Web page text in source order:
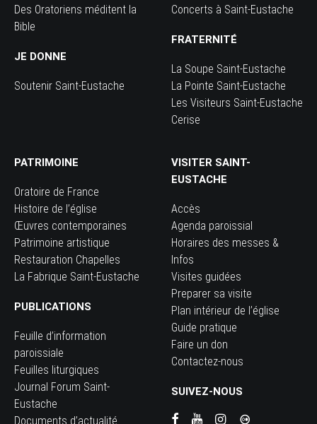
Des Oratoriens méditent la
Bible
JE DONNE
Soutenir Saint-Eustache
Concerts à Saint-Eustache
FRATERNITÉ
La Soupe Saint-Eustache
La Pointe Saint-Eustache
Les Visiteurs Saint-Eustache
Cerise
PATRIMOINE
Oratoire de France
Histoire de l’église
Œuvres contemporaines
Patrimoine artistique
Restauration Chapelles
La Fabrique Saint-Eustache
PUBLICATIONS
Feuille d’information
paroissiale
Feuilles liturgiques
Journal Forum Saint-
Eustache
Documents d’actualité
VISITER SAINT-
EUSTACHE
Accès
Agenda paroissial
Horaires des messes &
Infos
Visites guidées
Preparer sa visite
Plan intérieur de l’église
Guide pratique
Faire un don
Contactez-nous
SUIVEZ-NOUS